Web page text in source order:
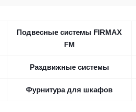
Подвесные системы FIRMAX
FM
Раздвижные системы
Фурнитура для шкафов